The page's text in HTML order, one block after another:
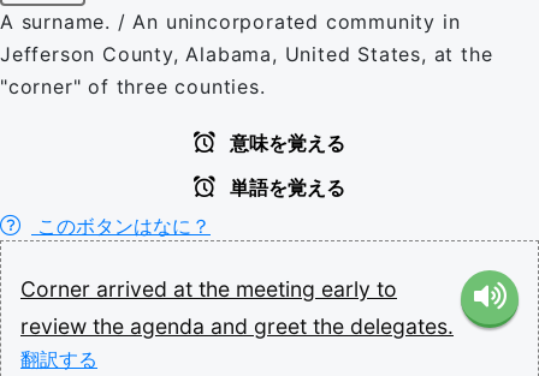
A surname. / An unincorporated community in
Jefferson County, Alabama, United States, at the
"corner" of three counties.
意味を覚える
単語を覚える
このボタンはなに？
Corner arrived at the meeting early to
review the agenda and greet the delegates.
翻訳する